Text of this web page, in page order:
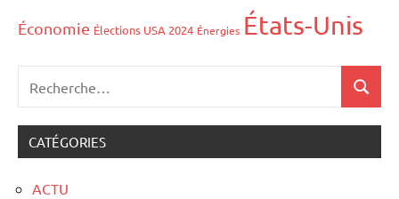
Économie Élections USA 2024 Énergies États-Unis
CATÉGORIES
ACTU